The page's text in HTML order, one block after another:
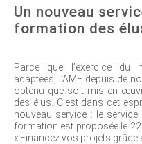
Un nouveau
formation des
Parce que l’exercice du
adaptées, l’AMF, depuis de
obtenu que soit mis en
des élus. C’est dans cet
nouveau service : le
formation est proposée le
« Financez vos projets grâce